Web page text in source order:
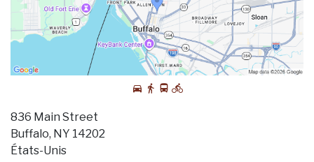
836 Main Street
Buffalo, NY 14202
États-Unis